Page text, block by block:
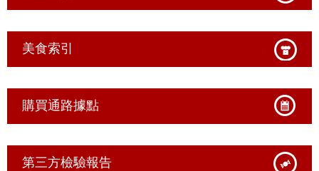
美食索引
購買通路據點
第三方檢驗報告